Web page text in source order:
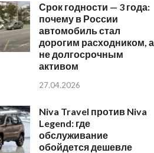
Срок годности — 3 года:
почему в России
автомобиль стал
дорогим расходником, а
не долгосрочным
активом
27.04.2026
Niva Travel против Niva
Legend: где
обслуживание
обойдется дешевле